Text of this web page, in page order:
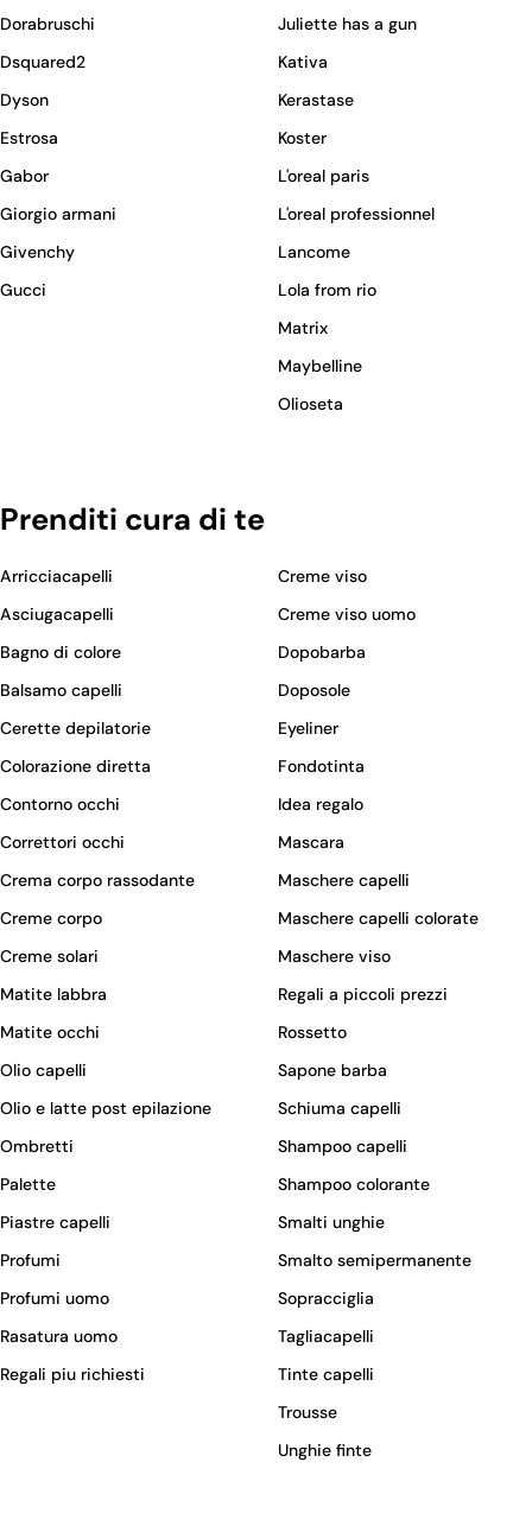
Dorabruschi
Dsquared2
Dyson
Estrosa
Gabor
Giorgio armani
Givenchy
Gucci
Juliette has a gun
Kativa
Kerastase
Koster
L'oreal paris
L'oreal professionnel
Lancome
Lola from rio
Matrix
Maybelline
Olioseta
Prenditi cura di te
Arricciacapelli
Asciugacapelli
Bagno di colore
Balsamo capelli
Cerette depilatorie
Colorazione diretta
Contorno occhi
Correttori occhi
Crema corpo rassodante
Creme corpo
Creme solari
Creme viso
Creme viso uomo
Dopobarba
Doposole
Eyeliner
Fondotinta
Idea regalo
Mascara
Maschere capelli
Maschere capelli colorate
Maschere viso
Matite labbra
Matite occhi
Olio capelli
Olio e latte post epilazione
Ombretti
Palette
Piastre capelli
Profumi
Profumi uomo
Rasatura uomo
Regali piu richiesti
Regali a piccoli prezzi
Rossetto
Sapone barba
Schiuma capelli
Shampoo capelli
Shampoo colorante
Smalti unghie
Smalto semipermanente
Sopracciglia
Tagliacapelli
Tinte capelli
Trousse
Unghie finte